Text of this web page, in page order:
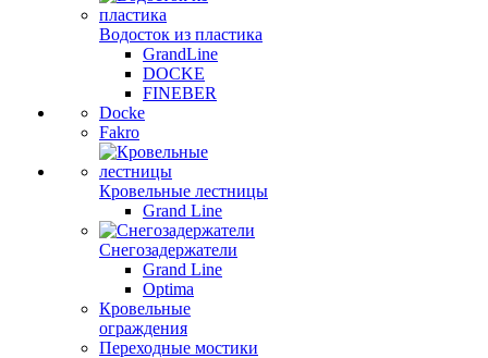
Водосток из пластика
GrandLine
DOCKE
FINEBER
Docke
Fakro
Кровельные лестницы
Grand Line
Снегозадержатели
Grand Line
Optima
Кровельные
ограждения
Переходные мостики